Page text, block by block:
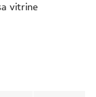
vitrine